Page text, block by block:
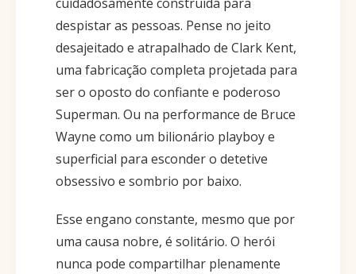
despistar as pessoas. Pense no jeito
desajeitado e atrapalhado de Clark Kent,
uma fabricação completa projetada para
ser o oposto do confiante e poderoso
Superman. Ou na performance de Bruce
Wayne como um bilionário playboy e
superficial para esconder o detetive
obsessivo e sombrio por baixo.
Esse engano constante, mesmo que por
uma causa nobre, é solitário. O herói
nunca pode compartilhar plenamente